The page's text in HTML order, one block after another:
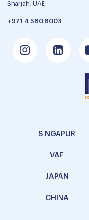
Sharjah, UAE
+971 4 580 8003
SINGAPUR
VAE
JAPAN
CHINA